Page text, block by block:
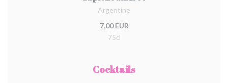
Argentine
7,00 EUR
75cl
Cocktails